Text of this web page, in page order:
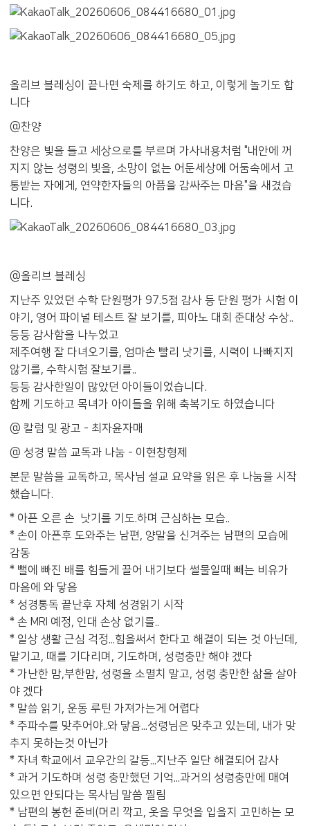
올리브 블레싱이 끝나면 숙제를 하기도 하고, 이렇게 놀기도 합
니다
@찬양
찬양은 빛을 들고 세상으로를 부르며 가사내용처럼 "내안에 꺼
지지 않는 성령의 빛을, 소망이 없는 어둔세상에 어둠속에서 고
통받는 자에게, 연약한자들의 아픔을 감싸주는 마음"을 새겼습
니다.
@올리브 블레싱
지난주 있었던 수학 단원평가 97.5점 감사 등 단원 평가 시험 이
야기, 영어 파이널 테스트 잘 보기를, 피아노 대회 준대상 수상..
등등 감사함을 나누었고
제주여행 잘 다녀오기를, 엄마손 빨리 낫기를, 시력이 나빠지지
않기를, 수학시험 잘보기를..
등등 감사한일이 많았던 아이들이었습니다.
함께 기도하고 목녀가 아이들을 위해 축복기도 하였습니다
@ 칼럼 및 광고 - 최자윤자매
@ 성경 말씀 교독과 나눔 - 이현창형제
본문 말씀을 교독하고, 목사님 설교 요약을 읽은 후 나눔을 시작
했습니다.
* 아픈 오른 손 낫기를 기도.하며 근심하는 모습..
* 손이 아픈후 도와주는 남편, 양말을 신겨주는 남편의 모습에
감동
* 뻘에 빠진 배를 힘들게 끌어 내기보다 썰물일때 빼는 비유가
마음에 와 닿음
* 성경통독 끝난후 자체 성경읽기 시작
* 손 MRI 예정, 인대 손상 없기를..
* 일상 생활 근심 걱정...힘을써서 한다고 해결이 되는 것 아닌데,
맡기고, 때를 기다리며, 기도하며, 성령충만 해야 겠다
* 가난한 맘,부한맘, 성령을 소멸치 말고, 성령 충만한 삶을 살아
야 겠다
* 말씀 읽기, 운동 루틴 가져가는게 어렵다
* 주파수를 맞추어야..와 닿음...성령님은 맞추고 있는데, 내가 맞
추지 못하는것 아닌가
* 자녀 학교에서 교우간의 갈등...지난주 일단 해결되어 감사
* 과거 기도하며 성령 충만했던 기억...과거의 성령충만에 매여
있으면 안되다는 목사님 말씀 찔림
* 남편의 봉헌 준비(머리 깍고, 옷을 무엇을 입을지 고민하는 모